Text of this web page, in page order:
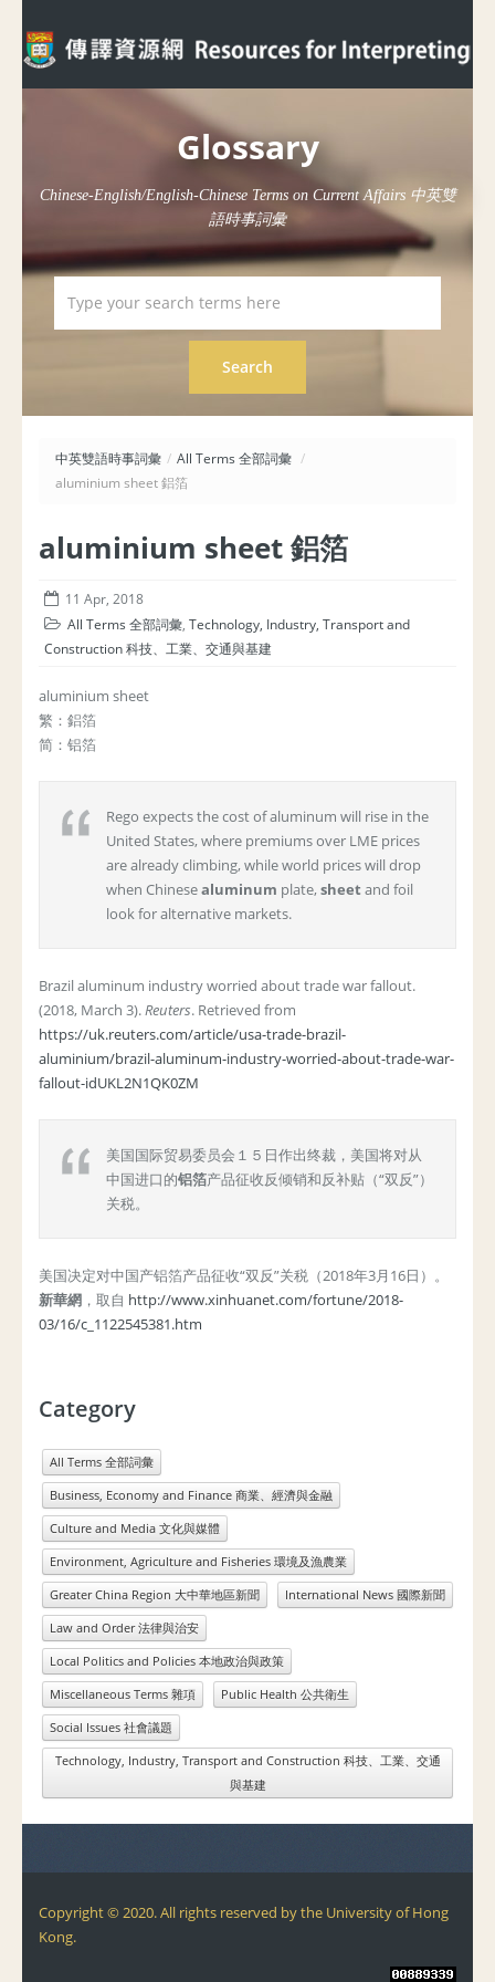
Glossary
Chinese-English/English-Chinese Terms on Current Affairs 中英雙
語時事詞彙
中英雙語時事詞彙 / All Terms 全部詞彙 /
aluminium sheet 鋁箔
aluminium sheet 鋁箔
11 Apr, 2018
All Terms 全部詞彙, Technology, Industry, Transport and
Construction 科技、工業、交通與基建
aluminium sheet
繁：鋁箔
简：铝箔
Rego expects the cost of aluminum will rise in the
United States, where premiums over LME prices
are already climbing, while world prices will drop
when Chinesealuminum plate,sheet and foil
look for alternative markets.
Brazil aluminum industry worried about trade war fallout.
(2018, March 3).Reuters. Retrieved from
https://uk.reuters.com/article/usa-trade-brazil-
aluminium/brazil-aluminum-industry-worried-about-trade-war-
fallout-idUKL2N1QK0ZM
美国国际贸易委员会１５日作出终裁，美国将对从
中国进口的铝箔产品征收反倾销和反补贴（“双反”）
关税。
美国决定对中国产铝箔产品征收“双反”关税（2018年3月16日）。
新華網 ，取自 http://www.xinhuanet.com/fortune/2018-
03/16/c_1122545381.htm
Category
All Terms 全部詞彙
Business, Economy and Finance 商業、經濟與金融
Culture and Media 文化與媒體
Environment, Agriculture and Fisheries 環境及漁農業
Greater China Region 大中華地區新聞
International News 國際新聞
Law and Order 法律與治安
Local Politics and Policies 本地政治與政策
Miscellaneous Terms 雜項
Public Health 公共衛生
Social Issues 社會議題
Technology, Industry, Transport and Construction 科技、工業、交通
與基建
Copyright © 2020. All rights reserved by the University of Hong
Kong.